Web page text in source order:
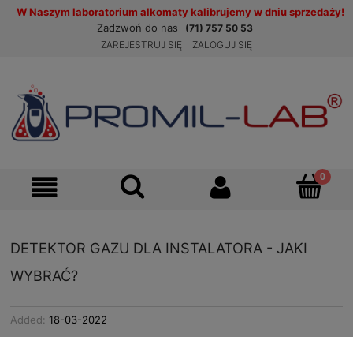
W Naszym laboratorium alkomaty kalibrujemy w dniu sprzedaży!
Zadzwoń do nas
(71) 757 50 53
ZAREJESTRUJ SIĘ
ZALOGUJ SIĘ
DETEKTOR GAZU DLA INSTALATORA - JAKI
WYBRAĆ?
Added: 18-03-2022